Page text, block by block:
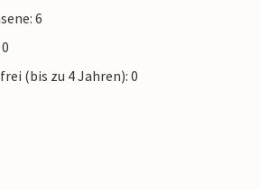
6
(bis zu 4 Jahren): 0